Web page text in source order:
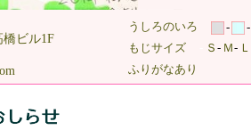
ビル1F
うしろのいろ -
-
もじサイズ
Ｓ - Ｍ- Ｌ
ふりがなあり